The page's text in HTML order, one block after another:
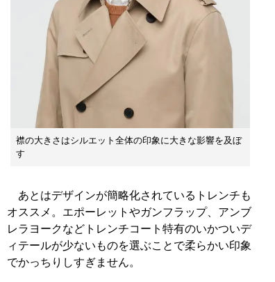
襟の大きさはシルエット全体の印象に大きな影響を及ぼ
す
あとはデザインが簡略化されているトレンチも
オススメ。エポーレットやガンフラップ、アンブ
レラヨークなどトレンチコート特有のいかついデ
ィテールが少ないものを選ぶことで柔らかい印象
でかっちりしすぎません。